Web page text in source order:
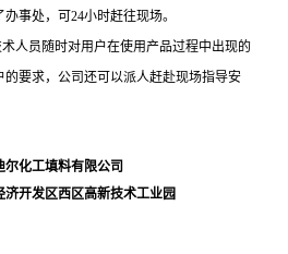
事处，可24小时赶往现场。
人员随时对用户在使用产品过程中出现的
要求，公司还可以派人赶赴现场指导安
化工填料有限公司
开发区西区高新技术工业园